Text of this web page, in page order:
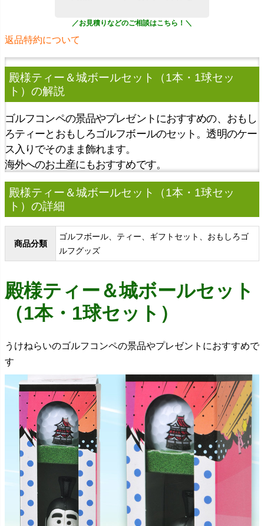
返品特約について
殿様ティー＆城ボールセット（1本・1球セッ
ト） の解説
ゴルフコンペの景品やプレゼントにおすすめの、おもし
ろティーとおもしろゴルフボールのセット。透明のケー
ス入りでそのまま飾れます。
海外へのお土産にもおすすめです。
殿様ティー＆城ボールセット（1本・1球セッ
ト）の詳細
商品分類
ゴルフボール、ティー、ギフトセット、おもしろゴ
ルフグッズ
殿様ティー＆城ボールセット
（1本・1球セット）
うけねらいのゴルフコンペの景品やプレゼントにおすすめで
す